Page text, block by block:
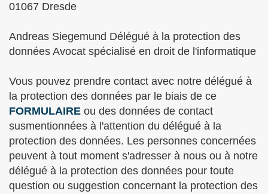
01067 Dresde
Andreas Siegemund Délégué à la protection des
données Avocat spécialisé en droit de l'informatique
Vous pouvez prendre contact avec notre délégué à
la protection des données par le biais de ce
FORMULAIRE ou des données de contact
susmentionnées à l'attention du délégué à la
protection des données. Les personnes concernées
peuvent à tout moment s'adresser à nous ou à notre
délégué à la protection des données pour toute
question ou suggestion concernant la protection des